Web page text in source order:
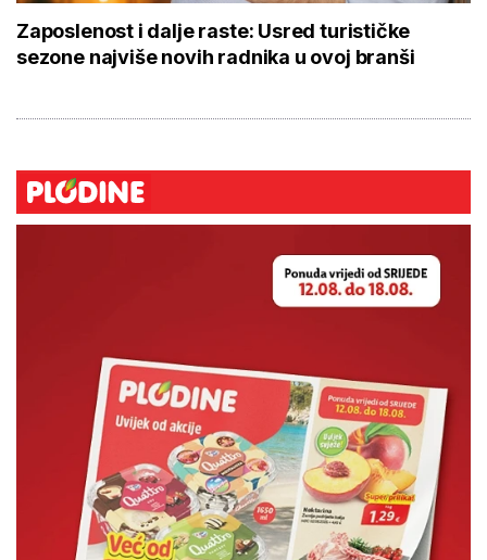
Zaposlenost i dalje raste: Usred turističke
sezone najviše novih radnika u ovoj branši